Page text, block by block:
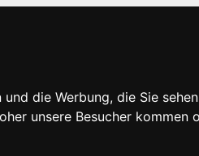
die Werbung, die Sie
unsere Besucher kommen